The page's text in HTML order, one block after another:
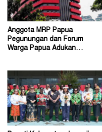
Anggota MRP Papua
Pegunungan dan Forum
Warga Papua Adukan